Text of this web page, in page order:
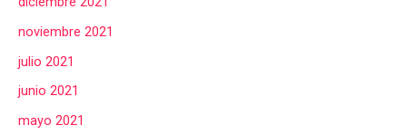
noviembre 2021
julio 2021
junio 2021
mayo 2021